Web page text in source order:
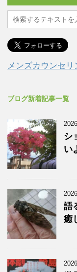
メンズカウンセリ
ブログ新着記事一覧
シ
い
語
癒